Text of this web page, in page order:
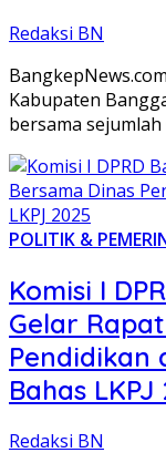
Redaksi BN
Kabupaten
bersama
POLITIK &
Komisi I
Gelar
Pendidikan
Bahas LKPJ
Redaksi BN